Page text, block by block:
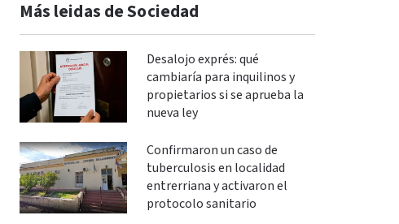
Más leidas de Sociedad
Desalojo exprés: qué
cambiaría para inquilinos y
propietarios si se aprueba la
nueva ley
Confirmaron un caso de
tuberculosis en localidad
entrerriana y activaron el
protocolo sanitario